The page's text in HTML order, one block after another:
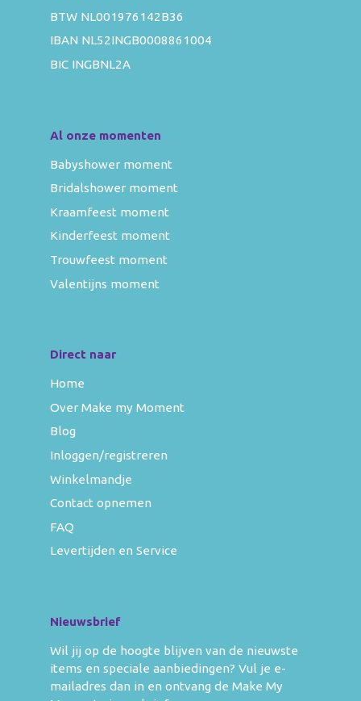
BTW NL001976142B36
IBAN NL52INGB0008861004
BIC INGBNL2A
Al onze momenten
Babyshower moment
Bridalshower moment
Kraamfeest moment
Kinderfeest moment
Trouwfeest moment
Valentijns moment
Direct naar
Home
Over Make my Moment
Blog
Inloggen/registreren
Winkelmandje
Contact opnemen
FAQ
Levertijden en Service
Nieuwsbrief
Wil jij op de hoogte blijven van de nieuwste
items en speciale aanbiedingen? Vul je e-
mailadres dan in en ontvang de Make My